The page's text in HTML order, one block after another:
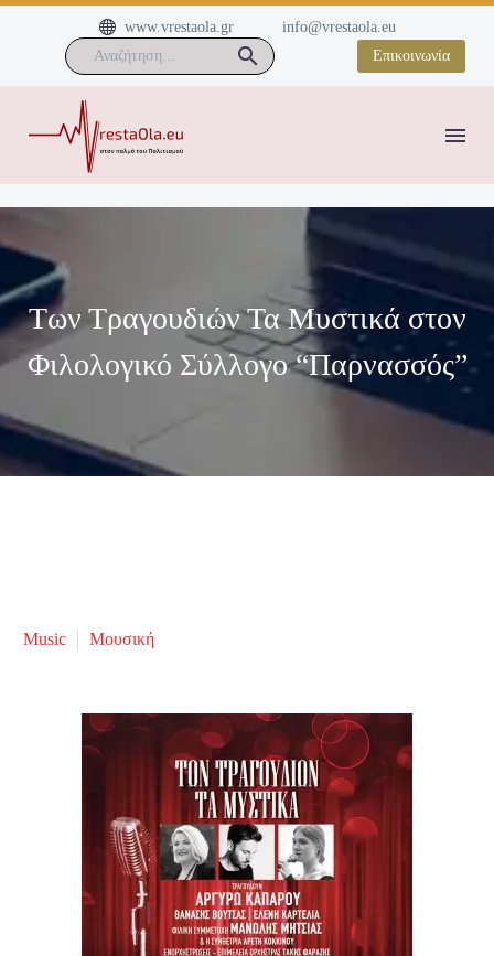

 www.vrestaola.gr
info@vrestaola.eu
Επικοινωνία
Των Τραγουδιών Τα Μυστικά στον
Φιλολογικό Σύλλογο “Παρνασσός”
Music Μουσική